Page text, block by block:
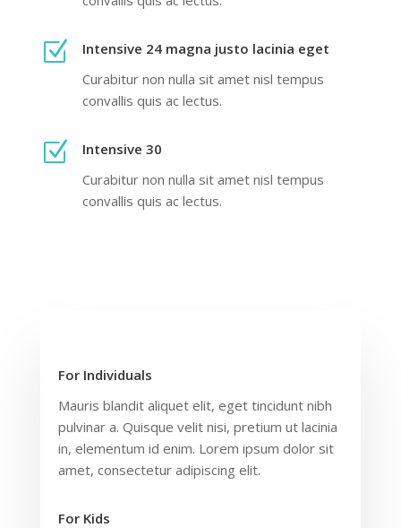
Z
Intensive 24 magna justo lacinia eget
Curabitur non nulla sit amet nisl tempus
convallis quis ac lectus.
Z
Intensive 30
Curabitur non nulla sit amet nisl tempus
convallis quis ac lectus.
For Individuals
Mauris blandit aliquet elit, eget tincidunt nibh
pulvinar a. Quisque velit nisi, pretium ut lacinia
in, elementum id enim. Lorem ipsum dolor sit
amet, consectetur adipiscing elit.
For Kids